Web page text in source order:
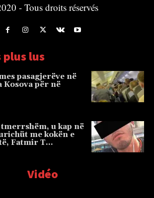
- Tous droits réservés
lus
pasagjerëve në
Kosova për në
u kap në
me kokën e
Fatmir T…
Vidéo